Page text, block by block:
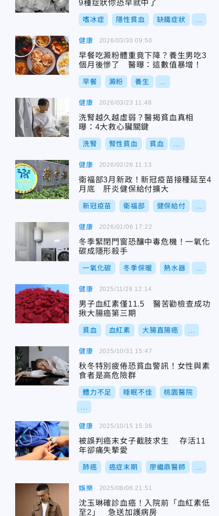
9種症狀你恐早就中了
嗜冰症 隱性貧血 缺鐵症狀
健康
早餐吃澱粉體重竟下降？養生男吃3
個月後慘了 醫曝：這數值暴增！
早餐 澱粉 養生
2026/03/30 09:50
健康
洗腎越久越虛弱？醫揭貧血真相
曝：4大救心臟關鍵
洗腎 腎性貧血 貧血
2026/03/23 11:48
健康
衛福部3月新政！新冠疫苗接種延至4
月底 肝炎健保給付擴大
新冠疫苗 衛福部 健保給付
2026/02/26 11:13
健康
冬季緊閉門窗恐釀中毒危機！一氧化
碳成隱形殺手
一氧化碳 冬季保暖 熱水器
2026/01/06 17:22
健康
男子血紅素僅11.5 醫苦勸檢查成功
揪大腸癌第三期
貧血 血紅素 大腸直腸癌
2025/11/28 12:14
健康
秋冬特別疲倦恐貧血警訊！女性與素
食者是高危險群
體力不足 睡眠不佳 桃園醫院
2025/10/31 15:47
健康
被誤判癌末女子截肢求生 存活11
年卻痛失摯愛
肺癌 癌症末期 廖繼鼎醫師
2025/10/15 15:36
娛樂
沈玉琳確診血癌！入院前「血紅素低
至2」 急送加護病房
2025/08/06 21:51